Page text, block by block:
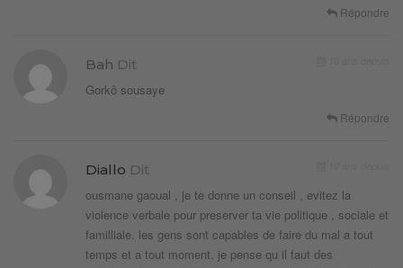
Répondre
Bah Dit
Gorkô sousaye
Répondre
Diallo Dit
ousmane gaoual , je te donne un conseil , evitez la
violence verbale pour preserver ta vie politique , sociale et
familliale. les gens sont capables de faire du mal a tout
temps et a tout moment. je pense qu il faut des